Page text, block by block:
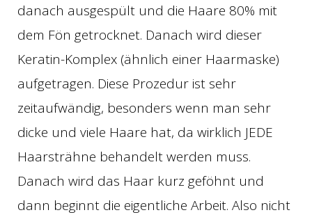
danach ausgespült und die Haare 80% mit
dem Fön getrocknet. Danach wird dieser
Keratin-Komplex (ähnlich einer Haarmaske)
aufgetragen. Diese Prozedur ist sehr
zeitaufwändig, besonders wenn man sehr
dicke und viele Haare hat, da wirklich JEDE
Haarsträhne behandelt werden muss.
Danach wird das Haar kurz geföhnt und
dann beginnt die eigentliche Arbeit. Also nicht